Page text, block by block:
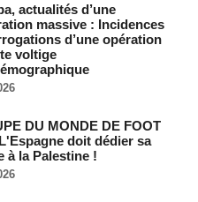
premier président
apaisent les tensions après
actualités d’une
massive : Incidences
d’une opération
voltige
DU MONDE DE FOOT
doit dédier sa
à la Palestine !